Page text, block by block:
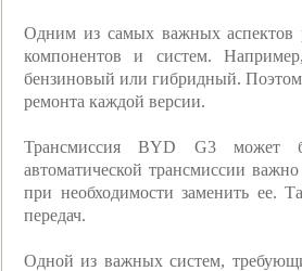
Одним из самых важных аспектов
компонентов и систем.
бензиновый или гибридный.
ремонта каждой версии.
Трансмиссия BYD G3 может
автоматической трансмиссии
при необходимости заменить ее.
передач.
Одной из важных систем,